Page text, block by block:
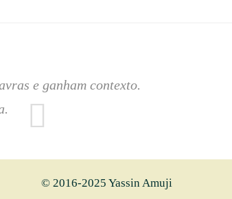
e ganham contexto.
© 2016-2025 Yassin Amuji